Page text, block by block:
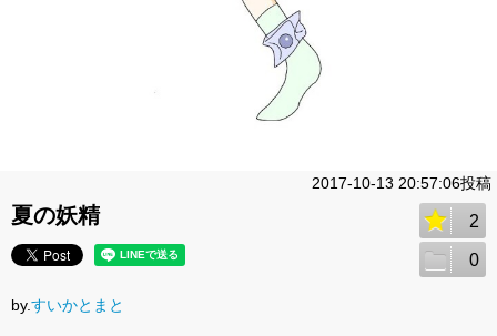
2017-10-13 20:57:06投稿
夏の妖精 2
0
by.すいかとまと